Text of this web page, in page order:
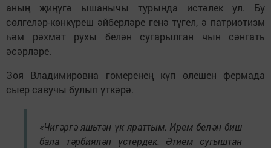
аның җиңүгә ышанычы турында истәлек ул. Бу
сөлгеләр-көнкүреш әйберләре генә түгел, ә патриотизм
һәм рәхмәт рухы белән сугарылган чын сәнгать
әсәрләре.
Зоя Владимировна гомеренең күп өлешен фермада
сыер савучы булып үткәрә.
«Чигәргә яшьтән үк яраттым. Ирем белән биш
бала тәрбияләп үстердек. Әтием сугыштан